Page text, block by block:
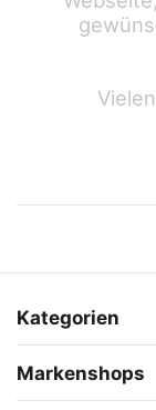
Kategorien
Markenshops